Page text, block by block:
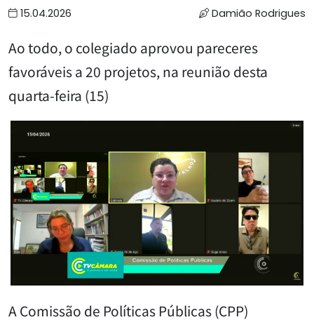
15.04.2026 Damião Rodrigues
Ao todo, o colegiado aprovou pareceres
favoráveis a 20 projetos, na reunião desta
quarta-feira (15)
A Comissão de Políticas Públicas (CPP)